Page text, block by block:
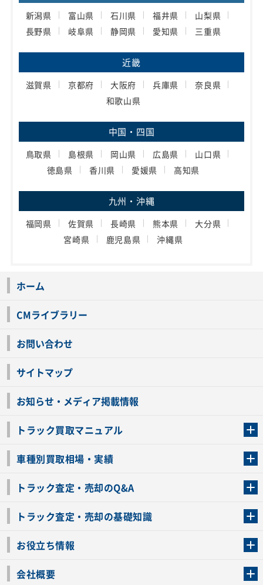
新潟県 富山県 石川県 福井県
山梨県
長野県
岐阜県 静岡県 愛知県 三重県
近畿
滋賀県 京都府 大阪府 兵庫県
奈良県
和歌山県
中国・四国
鳥取県 島根県 岡山県 広島県
山口県
徳島県
香川県 愛媛県 高知県
九州・沖縄
福岡県 佐賀県 長崎県 熊本県
大分県
宮崎県
鹿児島県 沖縄県
ホーム
CMライブラリー
お問い合わせ
サイトマップ
お知らせ・メディア掲載情報
トラック買取マニュアル
車種別買取相場・実績
トラック査定・売却のQ&A
トラック査定・売却の基礎知識
お役立ち情報
会社概要